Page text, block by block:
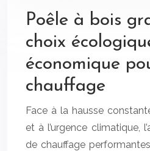
Poêle à bois
choix
économique
chauffage
Face à la hausse
et à l’urgence climatique,
de chauffage